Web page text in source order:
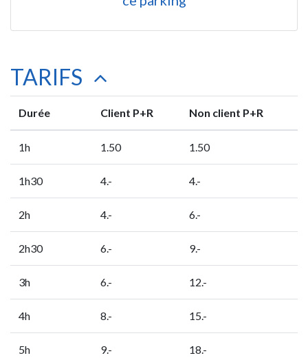
TARIFS
Durée Client P+R Non client P+R
1h 1.50 1.50
1h30 4.- 4.-
2h 4.- 6.-
2h30 6.- 9.-
3h 6.- 12.-
4h 8.- 15.-
5h 9.- 18.-